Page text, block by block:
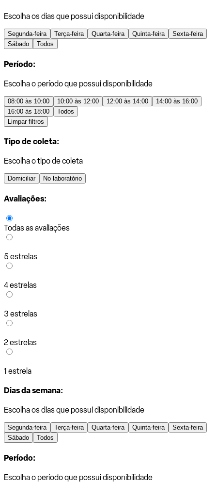
Escolha os dias que possui disponibilidade
Segunda-feira Terça-feira Quarta-feira Quinta-feira
Sexta-feira
Sábado
Todos
Período:
Escolha o período que possui disponibilidade
08:00 às 10:00 10:00 às 12:00 12:00 às 14:00
14:00 às 16:00
16:00 às 18:00
Todos
Limpar filtros
Tipo de coleta:
Escolha o tipo de coleta
Domiciliar No laboratório
Avaliações:
Todas as avaliações
5 estrelas
4 estrelas
3 estrelas
2 estrelas
1 estrela
Dias da semana:
Escolha os dias que possui disponibilidade
Segunda-feira Terça-feira Quarta-feira Quinta-feira
Sexta-feira
Sábado
Todos
Período:
Escolha o período que possui disponibilidade